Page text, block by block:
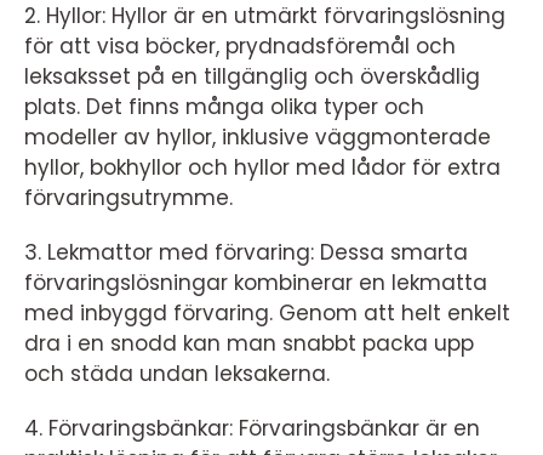
2. Hyllor: Hyllor är en utmärkt förvaringslösning
för att visa böcker, prydnadsföremål och
leksaksset på en tillgänglig och överskådlig
plats. Det finns många olika typer och
modeller av hyllor, inklusive väggmonterade
hyllor, bokhyllor och hyllor med lådor för extra
förvaringsutrymme.
3. Lekmattor med förvaring: Dessa smarta
förvaringslösningar kombinerar en lekmatta
med inbyggd förvaring. Genom att helt enkelt
dra i en snodd kan man snabbt packa upp
och städa undan leksakerna.
4. Förvaringsbänkar: Förvaringsbänkar är en